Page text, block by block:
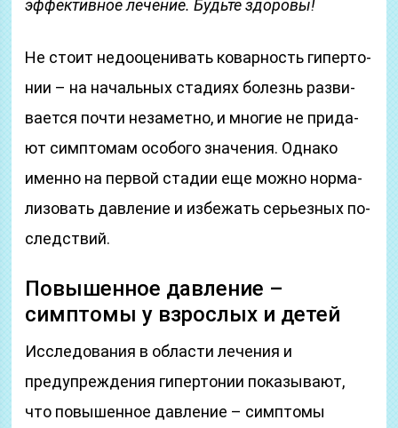
эффективное лечение. Будьте здоровы!
Не сто­ит не­до­оце­ни­вать ко­вар­ность ги­пер­то­
нии – на на­чаль­ных ста­ди­ях бо­лезнь раз­ви­
ва­ет­ся поч­ти не­за­мет­но, и мно­гие не при­да­
ют симп­то­мам осо­бо­го зна­че­ния. Од­на­ко
имен­но на пер­вой ста­дии еще мож­но нор­ма­
ли­зо­вать дав­ле­ние и из­бе­жать серь­ез­ных по­
следст­вий.
Повышенное давление –
симптомы у взрослых и детей
Исследования в области лечения и
предупреждения гипертонии показывают,
что повышенное давление – симптомы